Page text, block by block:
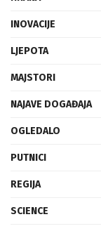
INOVACIJE
LJEPOTA
MAJSTORI
NAJAVE DOGAĐAJA
OGLEDALO
PUTNICI
REGIJA
SCIENCE